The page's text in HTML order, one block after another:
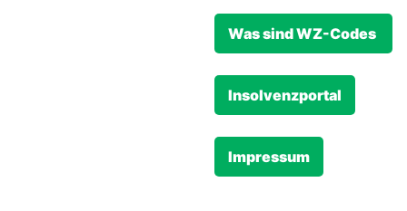
Was sind WZ-Codes
Insolvenzportal
Impressum